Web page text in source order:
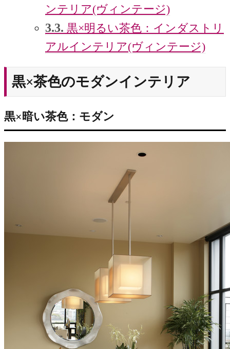
ンテリア(ヴィンテージ)
3.3. 黒×明るい茶色：インダストリ
アルインテリア(ヴィンテージ)
黒×茶色のモダンインテリア
黒×暗い茶色：モダン